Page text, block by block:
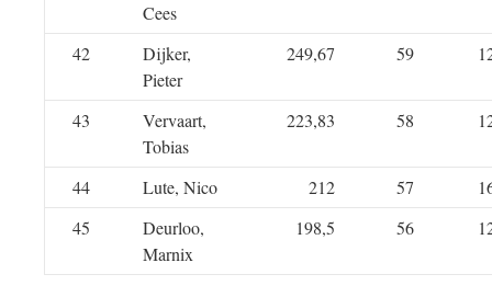
Cees
42
Dijker,
Pieter
249,67 59
43
Vervaart,
Tobias
223,83 58
44 Lute, Nico 212 57
45
Deurloo,
Marnix
198,5 56